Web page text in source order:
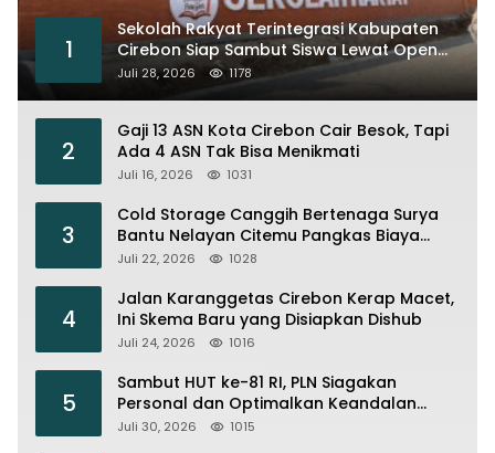
1
Sekolah Rakyat Terintegrasi Kabupaten
Cirebon Siap Sambut Siswa Lewat Open
House dan MPLS
Juli 28, 2026 1178
2
Gaji 13 ASN Kota Cirebon Cair Besok, Tapi
Ada 4 ASN Tak Bisa Menikmati
Juli 16, 2026 1031
3
Cold Storage Canggih Bertenaga Surya
Bantu Nelayan Citemu Pangkas Biaya
Operasional
Juli 22, 2026 1028
4
Jalan Karanggetas Cirebon Kerap Macet,
Ini Skema Baru yang Disiapkan Dishub
Juli 24, 2026 1016
5
Sambut HUT ke-81 RI, PLN Siagakan
Personal dan Optimalkan Keandalan
Instalasi Transmisi
Juli 30, 2026 1015